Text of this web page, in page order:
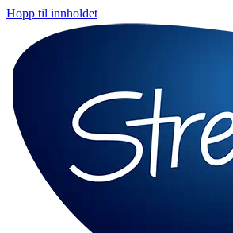
Hopp til innholdet